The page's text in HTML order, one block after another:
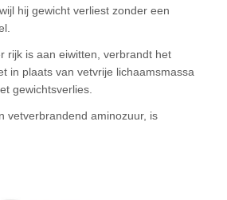
hij gewicht verliest zonder een
rijk is aan eiwitten, verbrandt het
in plaats van vetvrije lichaamsmassa
gewichtsverlies.
vetverbrandend aminozuur, is